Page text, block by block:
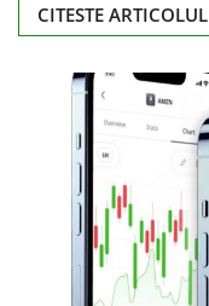
CITESTE ARTICOLUL